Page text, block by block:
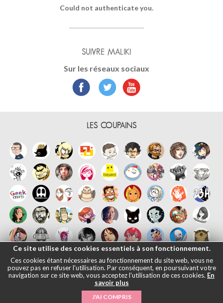
Could not authenticate you.
SUIVRE MALIKI
Sur les réseaux sociaux
LES COUPAINS
日本語|Mentions légales
2026
Ce site utilise des cookies essentiels à son fonctionnement.
Ces cookies étant nécessaires au fonctionnement du site web, vous ne
pouvez pas en refuser l'utilisation. Par conséquent, en poursuivant votre
navigation sur ce site web, vous acceptez l'utilisation de ces cookies. En
savoir plus
J'AI COMPRIS